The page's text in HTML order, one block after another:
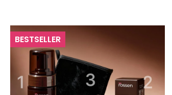
BESTSELLER